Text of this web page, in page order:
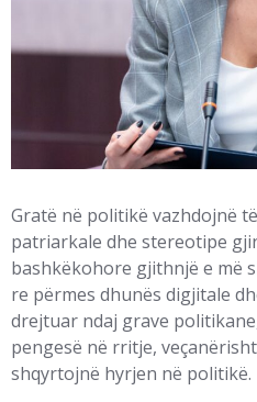
Gratë në politikë vazhdojnë
patriarkale dhe stereotipe
bashkëkohore gjithnjë e më
re përmes dhunës digjitale
drejtuar ndaj grave
pengesë në rritje,
shqyrtojnë hyrjen në politikë.